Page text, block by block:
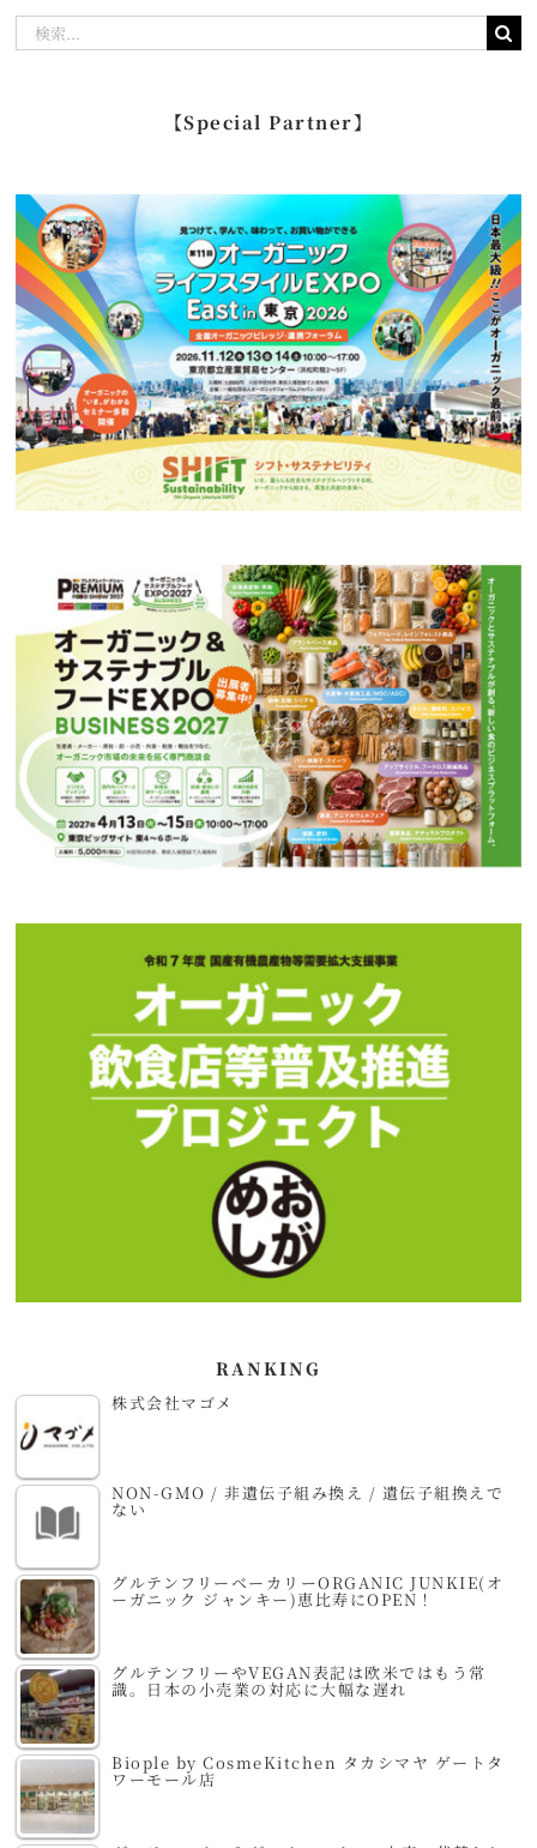
【Special Partner】
RANKING
株式会社マゴメ
NON-GMO / 非遺伝子組み換え / 遺伝子組換えで
ない
グルテンフリーベーカリーORGANIC JUNKIE(オ
ーガニック ジャンキー)恵比寿にOPEN！
グルテンフリーやVEGAN表記は欧米ではもう常
識。日本の小売業の対応に大幅な遅れ
Biople by CosmeKitchen タカシマヤ ゲートタ
ワーモール店